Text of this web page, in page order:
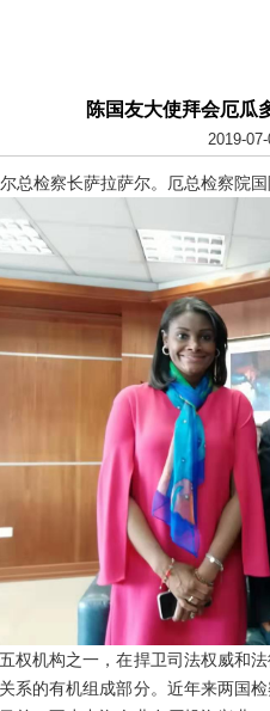
陈国友大使拜会厄瓜
2019-
检察长萨拉萨尔。厄总检察院国
机构之一，在捍卫司法权威和
系的有机组成部分。近年来两国